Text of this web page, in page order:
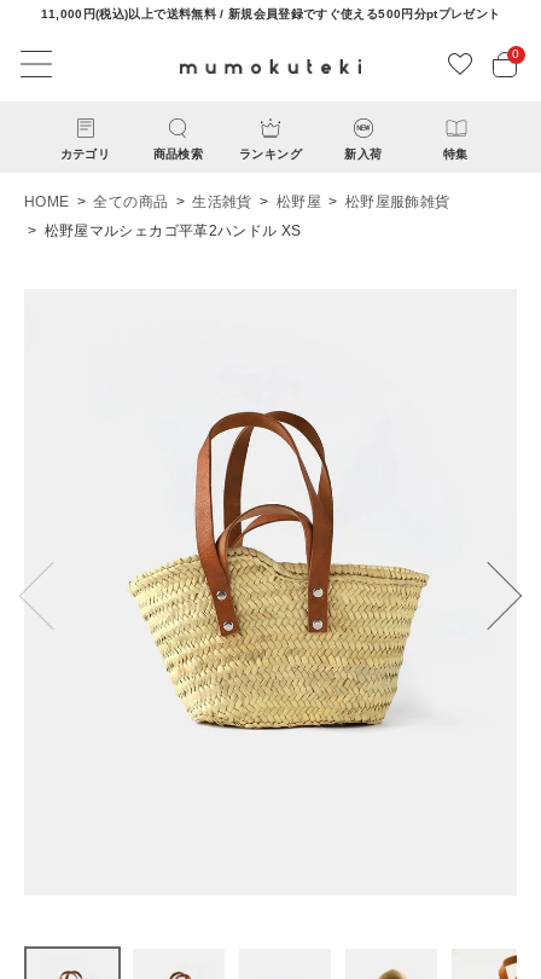
11,000円(税込)以上で送料無料 / 新規会員登録ですぐ使える500円分ptプレゼント
0
カテゴリ 商品検索 ランキング 新入荷 特集
新規会員登録
HOME 全ての商品 生活雑貨 松野屋
松野屋服飾雑貨
松野屋マルシェカゴ平革2ハンドル XS